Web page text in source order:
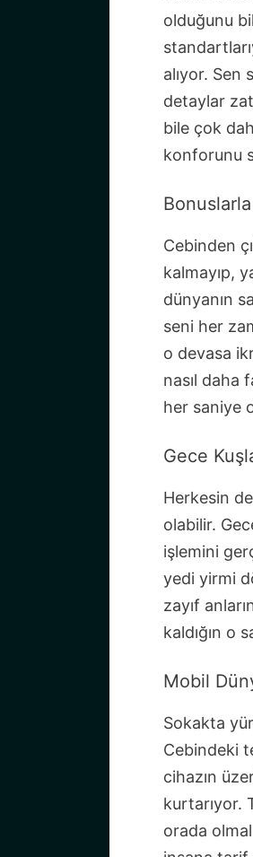
olduğunu
alıyor. Sen
detaylar
bile çok
konforunu
Cebinden
kalmayıp,
dünyanın
seni her
o devasa
nasıl daha
her saniye
Gece
Herkesin
olabilir.
işlemini
yedi yirmi
zayıf
kaldığın o
Mobil
Sokakta
Cebindeki
cihazın
kurtarıyor.
orada